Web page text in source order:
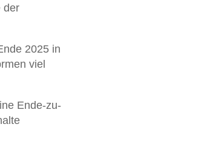
der
2025 in
viel
Ende-zu-